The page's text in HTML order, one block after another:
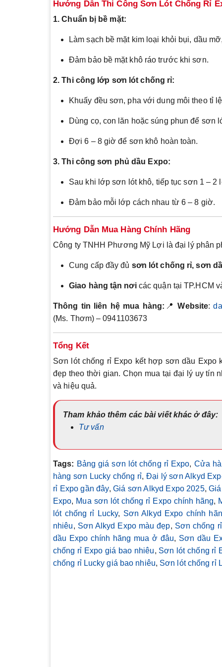
Hướng Dẫn Thi Công Sơn Lót Chống Rỉ
1. Chuẩn bị bề mặt:
Làm sạch bề mặt kim loại khỏi bụi, dầu
Đảm bảo bề mặt khô ráo trước khi sơn.
2. Thi công lớp sơn lót chống rỉ:
Khuấy đều sơn, pha với dung môi theo tỉ
Dùng cọ, con lăn hoặc súng phun để sơn
Đợi 6 – 8 giờ để sơn khô hoàn toàn.
3. Thi công sơn phủ dầu Expo:
Sau khi lớp sơn lót khô, tiếp tục sơn 1 – 2
Đảm bảo mỗi lớp cách nhau từ 6 – 8 giờ.
Hướng Dẫn Mua Hàng Chính Hãng
Công ty TNHH Phương Mỹ Lợi là đại lý phân
Cung cấp đầy đủ sơn lót chống rỉ, sơn
Giao hàng tận nơicác quận tại TP.HCM
Thông tin liên hệ mua hàng: 📍Website:
(Ms. Thơm) – 0941103673
Tổng Kết
Sơn lót chống rỉ Expo kết hợp sơn dầu Expo
đẹp theo thời gian. Chọn mua tại đại lý uy tín
và hiệu quả.
Tham khảo thêm các bài viết khác ở đây:
Tư vấn
Tags: Bảng giá sơn lót chống rỉ Expo, Cửa
hàng sơn Lucky chống rỉ, Đại lý sơn Alkyd
rỉ Expo gần đây,Giá sơn Alkyd Expo 2025,
Expo, Mua sơn lót chống rỉ Expo chính hãng,
lót chống rỉ Lucky, Sơn Alkyd Expo chính
nhiêu, Sơn Alkyd Expo màu đẹp, Sơn chống
dầu Expo chính hãng mua ở đâu, Sơn dầu
chống rỉ Expo giá bao nhiêu, Sơn lót chống rỉ
chống rỉ Lucky giá bao nhiêu, Sơn lót chống rỉ